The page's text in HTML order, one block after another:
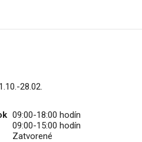
28.02.
09:00-18:00 hodín
09:00-15:00 hodín
Zatvorené